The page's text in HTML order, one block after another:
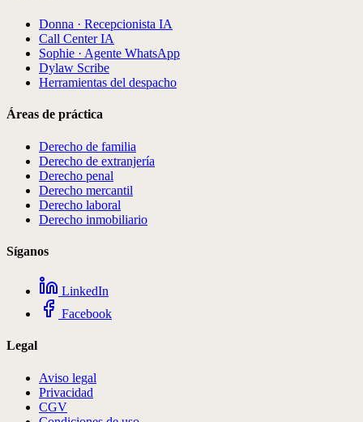
Donna · Recepcionista IA
Call Center IA
Sophie · Agente WhatsApp
Dylaw Scribe
Herramientas del despacho
Áreas de práctica
Derecho de familia
Derecho de extranjería
Derecho penal
Derecho mercantil
Derecho laboral
Derecho inmobiliario
Síganos
LinkedIn
Facebook
Legal
Aviso legal
Privacidad
CGV